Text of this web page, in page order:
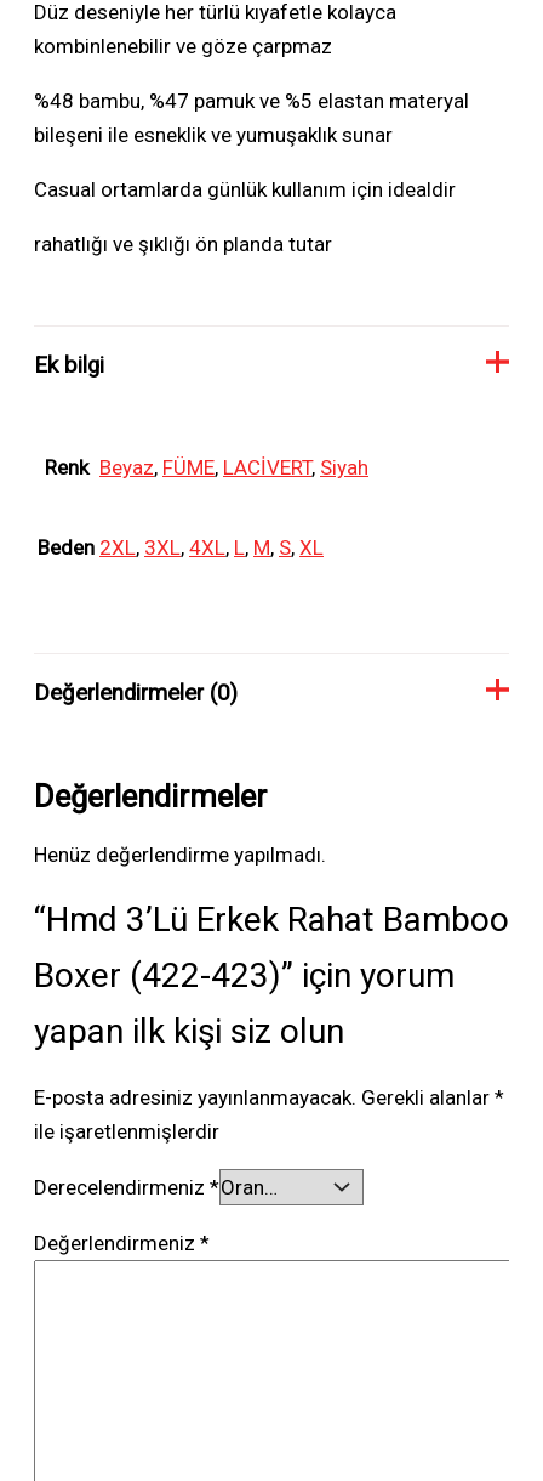
Düz deseniyle her türlü kıyafetle kolayca
kombinlenebilir ve göze çarpmaz
%48 bambu, %47 pamuk ve %5 elastan materyal
bileşeni ile esneklik ve yumuşaklık sunar
Casual ortamlarda günlük kullanım için idealdir
rahatlığı ve şıklığı ön planda tutar
Ek bilgi
Renk Beyaz, FÜME, LACİVERT, Siyah
Beden 2XL, 3XL, 4XL, L, M, S, XL
Değerlendirmeler (0)
Değerlendirmeler
Henüz değerlendirme yapılmadı.
“Hmd 3’Lü Erkek Rahat Bamboo
Boxer (422-423)” için yorum
yapan ilk kişi siz olun
E-posta adresiniz yayınlanmayacak. Gerekli alanlar *
ile işaretlenmişlerdir
Derecelendirmeniz *
Değerlendirmeniz *